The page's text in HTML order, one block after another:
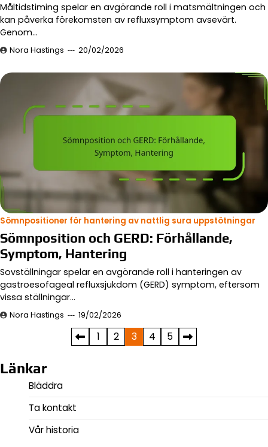
Måltidstiming spelar en avgörande roll i matsmältningen och
kan påverka förekomsten av refluxsymptom avsevärt.
Genom…
Nora Hastings 20/02/2026
Sömnpositioner för hantering av nattlig sura uppstötningar
Sömnposition och GERD: Förhållande,
Symptom, Hantering
Sovställningar spelar en avgörande roll i hanteringen av
gastroesofageal refluxsjukdom (GERD) symptom, eftersom
vissa ställningar…
Nora Hastings 19/02/2026
pagination
1 2 3 4 5
Länkar
Bläddra
Ta kontakt
Vår historia